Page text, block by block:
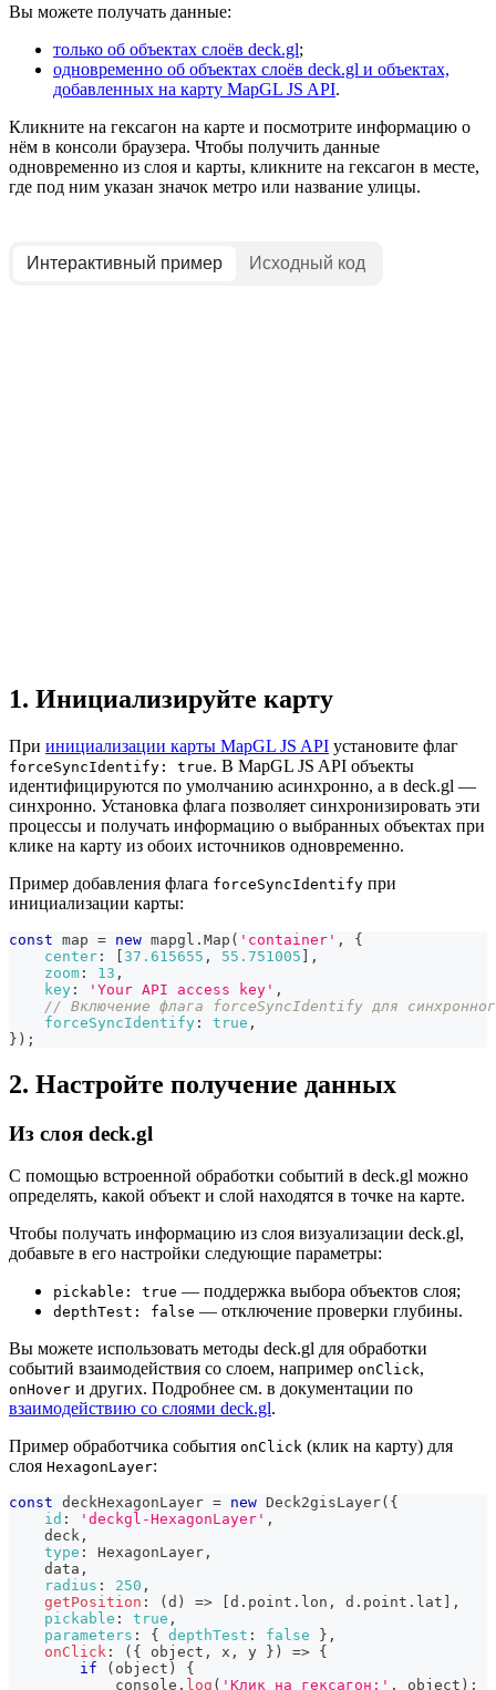
Вы можете получать данные:
только об объектах слоёв deck.gl;
одновременно об объектах слоёв deck.gl и объектах,
добавленных на карту MapGL JS API.
Кликните на гексагон на карте и посмотрите информацию о
нём в консоли браузера. Чтобы получить данные
одновременно из слоя и карты, кликните на гексагон в месте,
где под ним указан значок метро или название улицы.
Интерактивный пример Исходный код
1. Инициализируйте карту
При инициализации карты MapGL JS API установите флаг
forceSyncIdentify: true. В MapGL JS API объекты
идентифицируются по умолчанию асинхронно, а в deck.gl —
синхронно. Установка флага позволяет синхронизировать эти
процессы и получать информацию о выбранных объектах при
клике на карту из обоих источников одновременно.
Пример добавления флага forceSyncIdentify при
инициализации карты:
const map = new mapgl . Map ( 'container' ,
{
center : [ 37.615655 , 55.751005 ] ,
zoom : 13 ,
key : 'Your API access key' ,
// Включение флага forceSyncIdentify для
forceSyncIdentify : true ,
} ) ;
2. Настройте получение данных
Из слоя deck.gl
С помощью встроенной обработки событий в deck.gl можно
определять, какой объект и слой находятся в точке на карте.
Чтобы получать информацию из слоя визуализации deck.gl,
добавьте в его настройки следующие параметры:
pickable: true — поддержка выбора объектов слоя;
depthTest: false — отключение проверки глубины.
Вы можете использовать методы deck.gl для обработки
событий взаимодействия со слоем, например onClick,
onHover и других. Подробнее см. в документации по
взаимодействию со слоями deck.gl.
Пример обработчика события onClick (клик на карту) для
слоя HexagonLayer:
const deckHexagonLayer = new Deck2gisLayer( {
id : 'deckgl-HexagonLayer' ,
    deck
,
type : HexagonLayer ,
    data
,
radius : 250 ,
getPosition : ( d ) => d . point . lon , d . point . lat
,
pickable : true ,
parameters : { depthTest : false } ,
onClick : ( { object , x , y } ) => {
if
( object )
{
console . log ( 'Клик на гексагон:' , object ) ;